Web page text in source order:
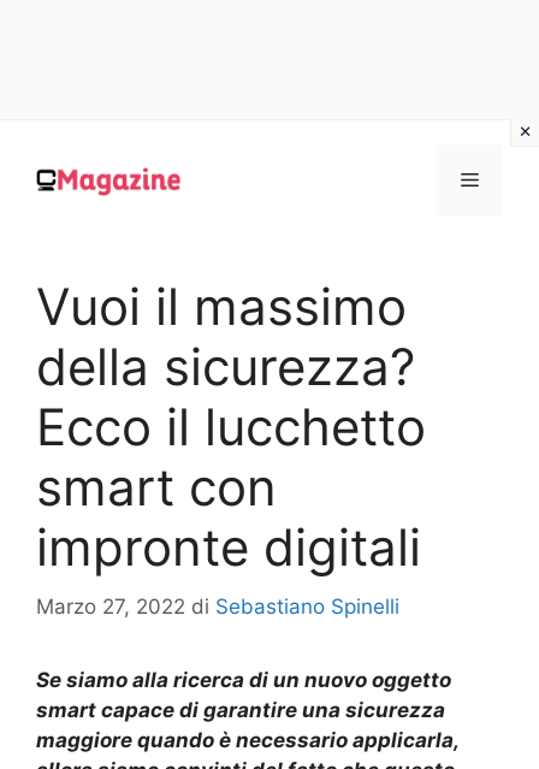
contenuto
MENU
Vuoi il massimo
della sicurezza?
Ecco il lucchetto
smart con
impronte digitali
Marzo 27, 2022 di Sebastiano Spinelli
Se siamo alla ricerca di un nuovo oggetto
smart capace di garantire una sicurezza
maggiore quando è necessario applicarla,